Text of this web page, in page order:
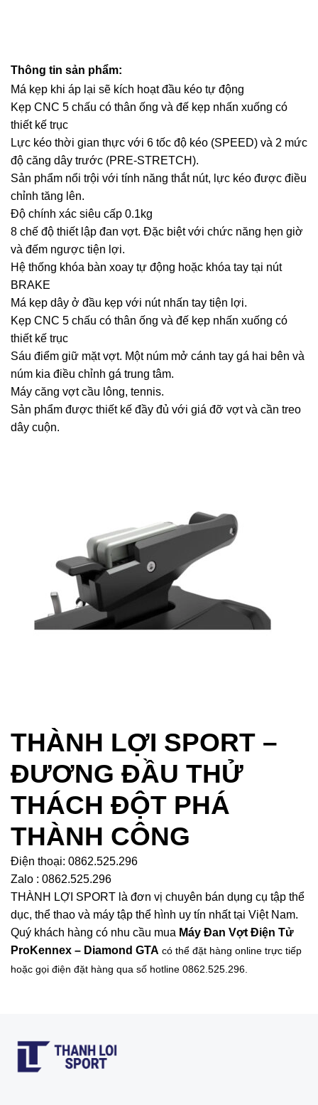
Thông tin sản phẩm:
Má kẹp khi áp lại sẽ kích hoạt đầu kéo tự động
Kẹp CNC 5 chấu có thân ống và đế kẹp nhấn xuống có
thiết kế trục
Lực kéo thời gian thực với 6 tốc độ kéo (SPEED) và 2 mức
độ căng dây trước (PRE-STRETCH).
Sản phẩm nổi trội với tính năng thắt nút, lực kéo được điều
chỉnh tăng lên.
Độ chính xác siêu cấp 0.1kg
8 chế độ thiết lập đan vợt. Đặc biệt với chức năng hẹn giờ
và đếm ngược tiện lợi.
Hệ thống khóa bàn xoay tự động hoặc khóa tay tại nút
BRAKE
Má kẹp dây ở đầu kẹp với nút nhấn tay tiện lợi.
Kẹp CNC 5 chấu có thân ống và đế kẹp nhấn xuống có
thiết kế trục
Sáu điểm giữ mặt vợt. Một núm mở cánh tay gá hai bên và
núm kia điều chỉnh gá trung tâm.
Máy căng vợt cầu lông, tennis.
Sản phẩm được thiết kế đầy đủ với giá đỡ vợt và cần treo
dây cuộn.
THÀNH LỢI SPORT –
ĐƯƠNG ĐẦU THỬ
THÁCH ĐỘT PHÁ
THÀNH CÔNG
Điện thoại: 0862.525.296
Zalo : 0862.525.296
THÀNH LỢI SPORT là đơn vị chuyên bán dụng cụ tập thể
dục, thể thao và máy tập thể hình uy tín nhất tại Việt Nam.
Quý khách hàng có nhu cầu mua Máy Đan Vợt Điện Tử
ProKennex – Diamond GTA có thể đặt hàng online trực tiếp
hoặc gọi điện đặt hàng qua số hotline 0862.525.296.